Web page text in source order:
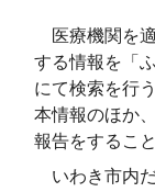
医療機関を
する情報を「
にて検索を行
本情報のほか
報告をするこ
いわき市内